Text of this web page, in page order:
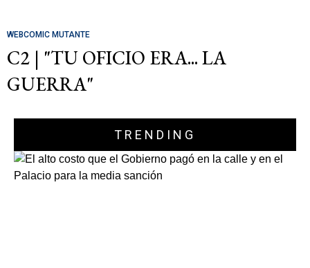
WEBCOMIC MUTANTE
C2 | "TU OFICIO ERA... LA
GUERRA"
TRENDING